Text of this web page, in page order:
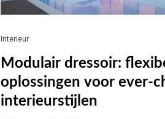
Interieur
Modulair dressoir:
oplossingen voor ever-
interieurstijlen